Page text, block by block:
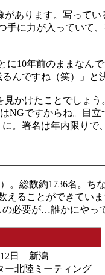
あります。写って
に力が入っていて
10年前のままなん
んですね（笑）」と
かけたことでしょ
NGですからね。目
。署名は年内限りで
総数約1736名。ち
ることができてい
必要が…誰かにやっ
12日 新潟
ー北陸ミーティング